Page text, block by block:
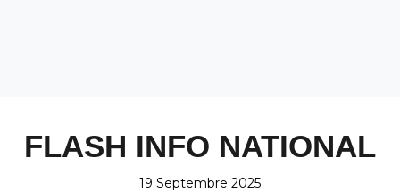
FLASH INFO NATIONAL
19 Septembre 2025